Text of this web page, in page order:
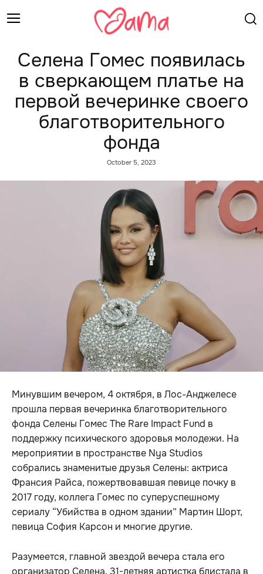
Селена Гомес появилась
в сверкающем платье на
первой вечеринке своего
благотворительного
фонда
October 5, 2023
Минувшим вечером, 4 октября, в Лос-Анджелесе
прошла первая вечеринка благотворительного
фонда Селены Гомес The Rare Impact Fund в
поддержку психического здоровья молодежи. На
мероприятии в пространстве Nya Studios
собрались знаменитые друзья Селены: актриса
Франсия Райса, пожертвовавшая певице почку в
2017 году, коллега Гомес по суперуспешному
сериалу “Убийства в одном здании” Мартин Шорт,
певица София Карсон и многие другие.
Разумеется, главной звездой вечера стала его
организатор Селена. 31-летняя артистка блистала в